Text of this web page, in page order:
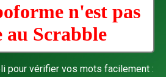
n'est pas
au Scrabble
pour vérifier vos mots facilement :